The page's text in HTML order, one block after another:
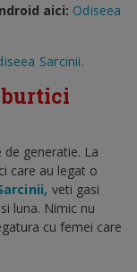
aici: Odiseea
Sarcinii.
burtici
generatie. La
care au legat o
veti gasi
luna. Nimic nu
cu femei care